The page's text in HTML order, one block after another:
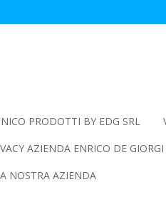
PRODOTTI BY EDG SRL
AZIENDA ENRICO DE GIORGI
NOSTRA AZIENDA